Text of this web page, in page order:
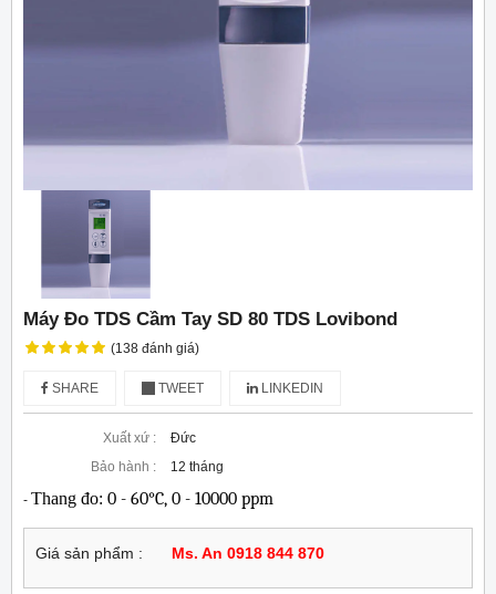
Máy Đo TDS Cầm Tay SD 80 TDS Lovibond
(138 đánh giá)
SHARE TWEET LINKEDIN
Xuất xứ :
Đức
Bảo hành :
12 tháng
- Thang đo: 0 - 60°C, 0 - 10000 ppm
Giá sản phẩm : Ms. An 0918 844 870